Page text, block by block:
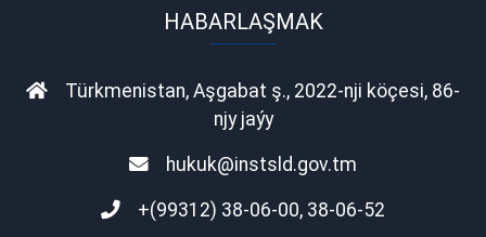
HABARLAŞMAK
Türkmenistan, Aşgabat ş., 2022-nji köçesi, 86-
njy jaýy
hukuk@instsld.gov.tm
+(99312) 38-06-00, 38-06-52